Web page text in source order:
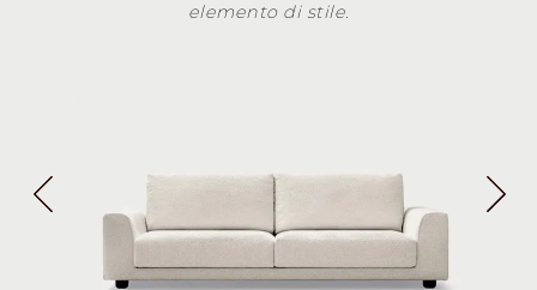
elemento di stile.